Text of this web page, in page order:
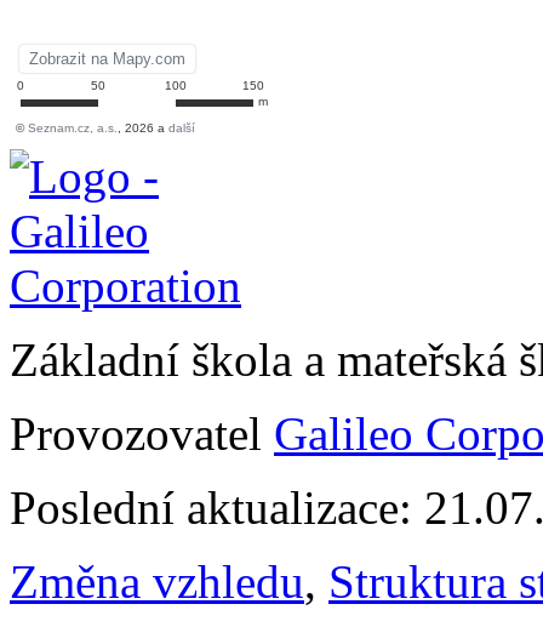
Základní škola a mateřská
Provozovatel Galileo
Poslední aktualizace:
Změna vzhledu, Struktura